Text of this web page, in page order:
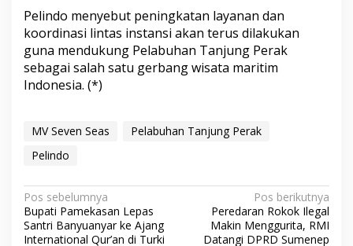
Pelindo menyebut peningkatan layanan dan
koordinasi lintas instansi akan terus dilakukan
guna mendukung Pelabuhan Tanjung Perak
sebagai salah satu gerbang wisata maritim
Indonesia. (*)
MV Seven Seas
Pelabuhan Tanjung Perak
Pelindo
N
a
Pos sebelumnya
Bupati Pamekasan Lepas
Santri Banyuanyar ke Ajang
International Qur’an di Turki
Pos berikutnya
Peredaran Rokok Ilegal
Makin Menggurita, RMI
Datangi DPRD Sumenep